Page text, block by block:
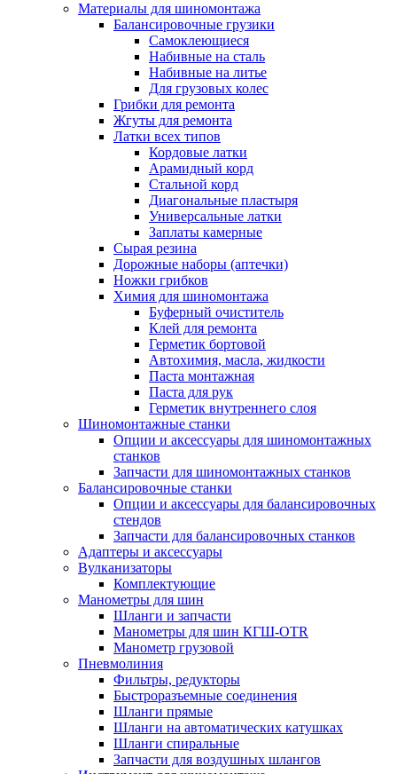
Материалы для шиномонтажа
Балансировочные грузики
Самоклеющиеся
Набивные на сталь
Набивные на литье
Для грузовых колес
Грибки для ремонта
Жгуты для ремонта
Латки всех типов
Кордовые латки
Арамидный корд
Стальной корд
Диагональные пластыря
Универсальные латки
Заплаты камерные
Сырая резина
Дорожные наборы (аптечки)
Ножки грибков
Химия для шиномонтажа
Буферный очиститель
Клей для ремонта
Герметик бортовой
Автохимия, масла, жидкости
Паста монтажная
Паста для рук
Герметик внутреннего слоя
Шиномонтажные станки
Опции и аксессуары для шиномонтажных
станков
Запчасти для шиномонтажных станков
Балансировочные станки
Опции и аксессуары для балансировочных
стендов
Запчасти для балансировочных станков
Адаптеры и аксессуары
Вулканизаторы
Комплектующие
Манометры для шин
Шланги и запчасти
Манометры для шин КГШ-OTR
Манометр грузовой
Пневмолиния
Фильтры, редукторы
Быстроразъемные соединения
Шланги прямые
Шланги на автоматических катушках
Шланги спиральные
Запчасти для воздушных шлангов